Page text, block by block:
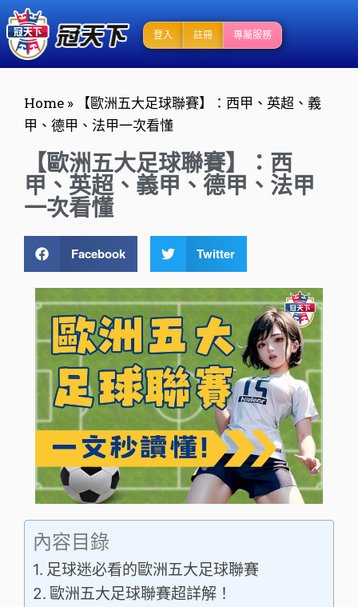
登入 註冊 專屬服務
Home »
【歐洲五大足球聯賽】：西甲、英超、義
甲、德甲、法甲一次看懂
【歐洲五大足球聯賽】：西
甲、英超、義甲、德甲、法甲
一次看懂
Facebook Twitter
內容目錄
足球迷必看的歐洲五大足球聯賽
歐洲五大足球聯賽超詳解！